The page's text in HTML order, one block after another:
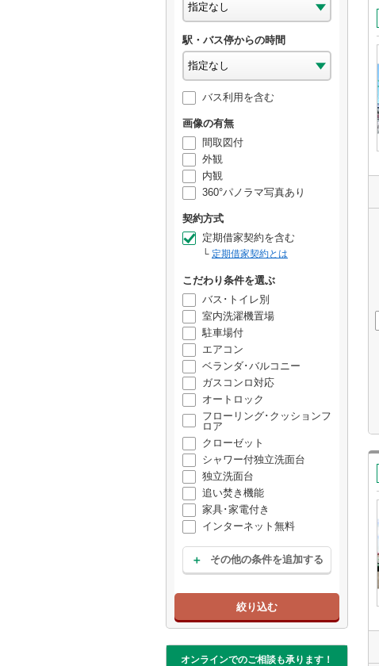
駅・バス停からの時間
バス利用を含む
画像の有無
間取図付
外観
内観
360°パノラマ写真あり
契約方式
定期借家契約を含む
定期借家契約とは
こだわり条件を選ぶ
バス･トイレ別
室内洗濯機置場
駐車場付
エアコン
ベランダ･バルコニー
ガスコンロ対応
オートロック
フローリング･クッションフ
ロア
クローゼット
シャワー付独立洗面台
独立洗面台
追い焚き機能
家具･家電付き
インターネット無料
その他の条件を追加する
絞り込む
オンラインでのご相談も承ります！